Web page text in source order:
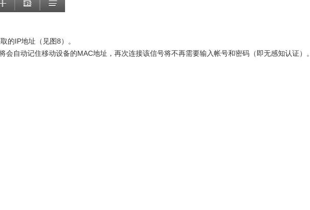
的IP地址（见图8）。
自动记住移动设备的MAC地址，再次连接该信号将不再需要输入帐号和密码（即无感知认证）。